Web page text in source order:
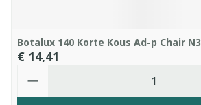
Botalux 140 Korte Kous Ad-p Chair N3
€ 14,41